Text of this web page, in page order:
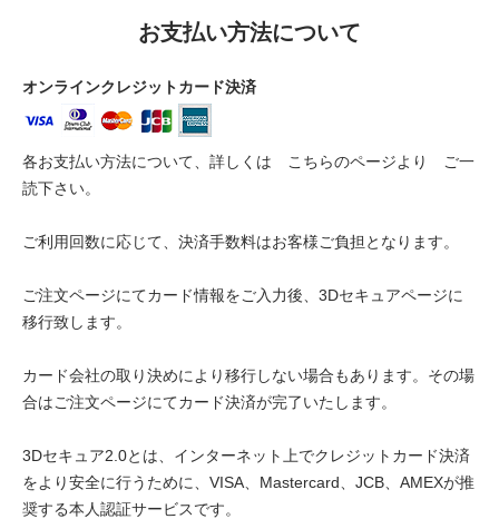
お支払い方法について
オンラインクレジットカード決済
各お支払い方法について、詳しくは こちらのページより
ご一
読下さい。
ご利用回数に応じて、決済手数料はお客様ご負担となります。
ご注文ページにてカード情報をご入力後、3Dセキュアページに
移行致します。
カード会社の取り決めにより移行しない場合もあります。その場
合はご注文ページにてカード決済が完了いたします。
3Dセキュア2.0とは、インターネット上でクレジットカード決済
をより安全に行うために、VISA、Mastercard、JCB、AMEXが推
奨する本人認証サービスです。